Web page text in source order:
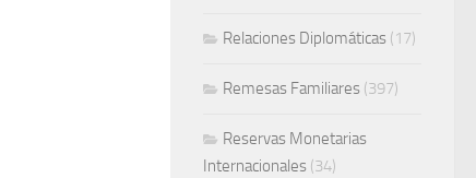
Relaciones Diplomáticas (17)
Remesas Familiares (397)
Reservas Monetarias
Internacionales (34)